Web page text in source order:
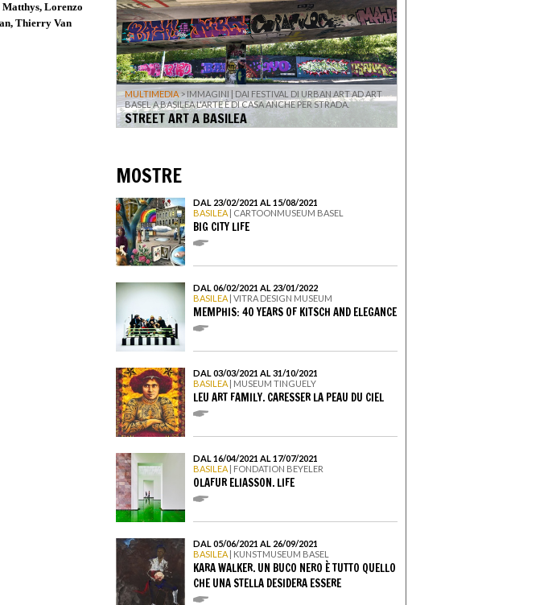
Lorenzo
Thierry Van
MULTIMEDIA > IMMAGINI | DAI FESTIVAL DI URBAN ART AD ART
BASEL A BASILEA L'ARTE È DI CASA ANCHE PER STRADA.
STREET ART A BASILEA
MOSTRE
DAL 23/02/2021 AL 15/08/2021
BASILEA | CARTOONMUSEUM BASEL
BIG CITY LIFE
DAL 06/02/2021 AL 23/01/2022
BASILEA | VITRA DESIGN MUSEUM
MEMPHIS: 40 YEARS OF KITSCH AND ELEGANCE
DAL 03/03/2021 AL 31/10/2021
BASILEA | MUSEUM TINGUELY
LEU ART FAMILY. CARESSER LA PEAU DU CIEL
DAL 16/04/2021 AL 17/07/2021
BASILEA | FONDATION BEYELER
OLAFUR ELIASSON. LIFE
DAL 05/06/2021 AL 26/09/2021
BASILEA | KUNSTMUSEUM BASEL
KARA WALKER. UN BUCO NERO È TUTTO QUELLO
CHE UNA STELLA DESIDERA ESSERE